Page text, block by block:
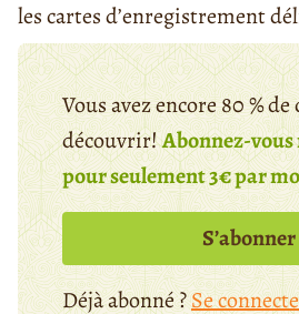
les cartes d’enregistrement
Vous avez encore 80 %
découvrir!Abonnez-
pour seulement 3€ par
S’abonner
Déjà abonné ?Se